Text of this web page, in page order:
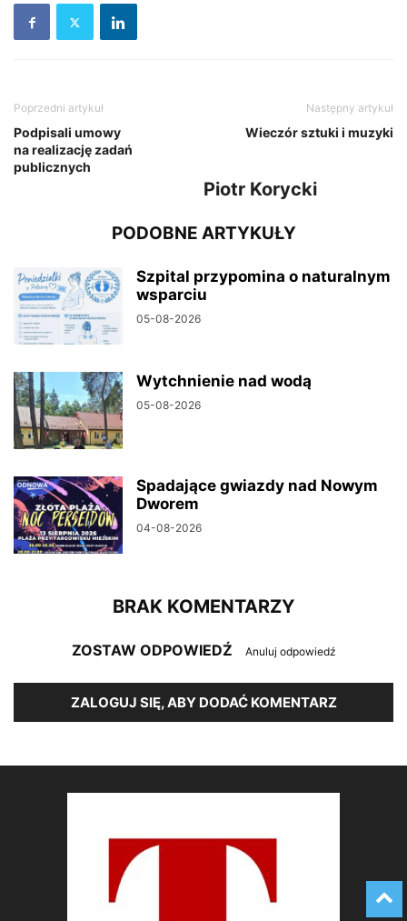
Poprzedni artykuł
Podpisali umowy
na realizację zadań
publicznych
Następny artykuł
Wieczór sztuki i muzyki
Piotr Korycki
PODOBNE ARTYKUŁY
Szpital przypomina o naturalnym
wsparciu
05-08-2026
Wytchnienie nad wodą
05-08-2026
Spadające gwiazdy nad Nowym
Dworem
04-08-2026
BRAK KOMENTARZY
ZOSTAW ODPOWIEDŹ Anuluj odpowiedź
ZALOGUJ SIĘ, ABY DODAĆ KOMENTARZ